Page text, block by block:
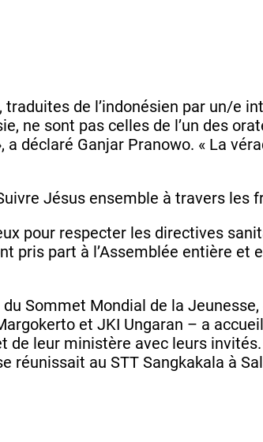
traduites de l’indonésien par un/e
ne sont pas celles de l’un des
déclaré Ganjar Pranowo. « La
Jésus ensemble à travers les
pour respecter les directives
pris part à l’Assemblée entière et
Sommet Mondial de la
et JKI Ungaran – a
de leur ministère avec leurs
réunissait au STT Sangkakala à